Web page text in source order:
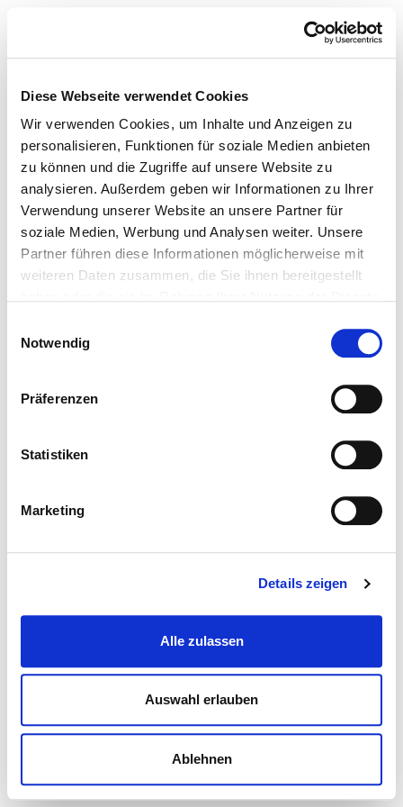
Diese Webseite verwendet Cookies
Wir verwenden Cookies, um Inhalte und Anzeigen zu
personalisieren, Funktionen für soziale Medien anbieten
zu können und die Zugriffe auf unsere Website zu
analysieren. Außerdem geben wir Informationen zu Ihrer
Verwendung unserer Website an unsere Partner für
soziale Medien, Werbung und Analysen weiter. Unsere
Partner führen diese Informationen möglicherweise mit
weiteren Daten zusammen, die Sie ihnen bereitgestellt
Notwendig
Präferenzen
Statistiken
Marketing
Details zeigen
Alle zulassen
Auswahl erlauben
Ablehnen